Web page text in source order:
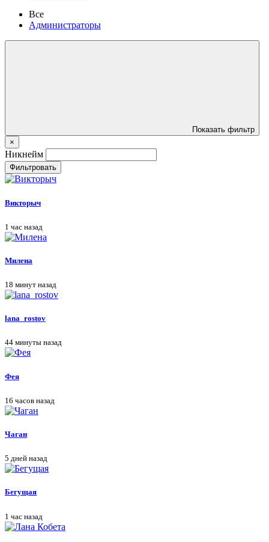
Все
Администраторы
Показать фильтр
×
Никнейм
Фильтровать
Викторыч
1 час назад
Милена
18 минут назад
lana_rostov
44 минуты назад
Фея
16 часов назад
Чаган
5 дней назад
Бегущая
1 час назад